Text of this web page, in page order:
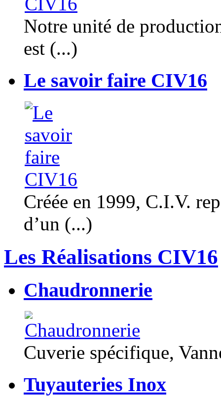
Notre unité de
est (...)
Le savoir faire CIV16
Créée en 1999, C.I.V.
d’un (...)
Les Réalisations CIV16
Chaudronnerie
Cuverie spécifique,
Tuyauteries Inox